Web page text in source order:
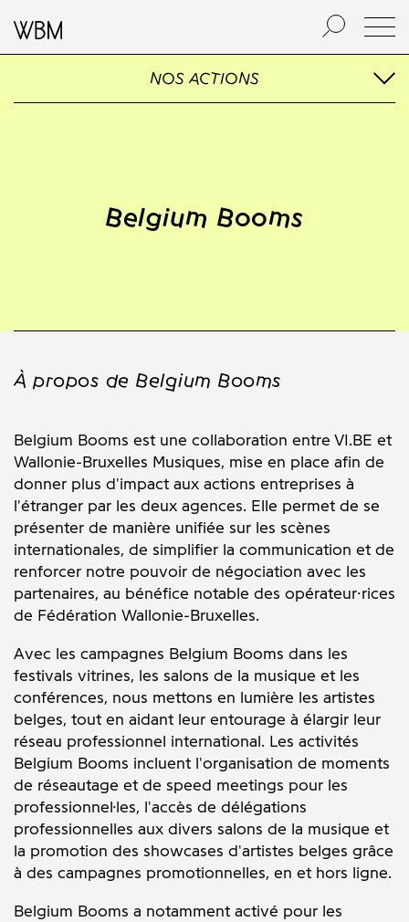
NOS ACTIONS
Belgium Booms
À propos de Belgium Booms
Belgium Booms est une collaboration entre VI.BE et
Wallonie-Bruxelles Musiques, mise en place afin de
donner plus d'impact aux actions entreprises à
l'étranger par les deux agences. Elle permet de se
présenter de manière unifiée sur les scènes
internationales, de simplifier la communication et de
renforcer notre pouvoir de négociation avec les
partenaires, au bénéfice notable des opérateur·rices
de Fédération Wallonie-Bruxelles.
Avec les campagnes Belgium Booms dans les
festivals vitrines, les salons de la musique et les
conférences, nous mettons en lumière les artistes
belges, tout en aidant leur entourage à élargir leur
réseau professionnel international. Les activités
Belgium Booms incluent l'organisation de moments
de réseautage et de speed meetings pour les
professionnel·les, l'accès de délégations
professionnelles aux divers salons de la musique et
la promotion des showcases d'artistes belges grâce
à des campagnes promotionnelles, en et hors ligne.
Belgium Booms a notamment activé pour les